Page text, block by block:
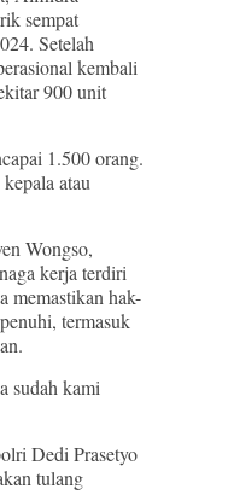
sempat
Setelah
kembali
900 unit
1.500 orang.
atau
Wongso,
kerja terdiri
memastikan hak-
termasuk
sudah kami
Dedi Prasetyo
tulang